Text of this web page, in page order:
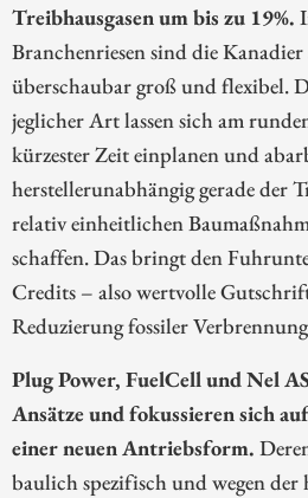
Treibhausgasen um bis zu 19%.
Branchenriesen sind die
überschaubar groß und flexibel.
jeglicher Art lassen sich am
kürzester Zeit einplanen und
herstellerunabhängig gerade der
relativ einheitlichen
schaffen. Das bringt den
Credits – also wertvolle
Reduzierung fossiler
Plug Power, FuelCell und Nel
Ansätze und fokussieren sich
einer neuen Antriebsform.
baulich spezifisch und wegen der